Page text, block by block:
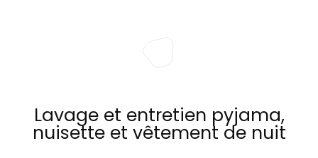
Lavage et entretien pyjama,
nuisette et vêtement de nuit